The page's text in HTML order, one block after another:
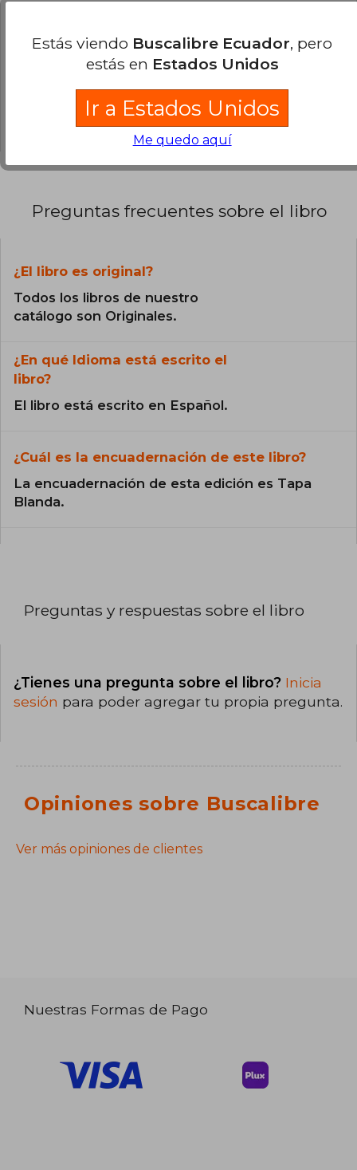
0% (0)
0% (0)
0% (0)
0% (0)
Preguntas frecuentes sobre el libro
¿El libro es original?
Todos los libros de nuestro
catálogo son Originales.
¿En qué Idioma está escrito el
libro?
El libro está escrito en Español.
¿Cuál es la encuadernación de este libro?
La encuadernación de esta edición es Tapa
Blanda.
Preguntas y respuestas sobre el libro
¿Tienes una pregunta sobre el libro? Inicia
sesión para poder agregar tu propia pregunta.
Opiniones sobre Buscalibre
Ver más opiniones de clientes
Nuestras Formas de Pago
Estás viendo Buscalibre Ecuador, pero
estás en Estados Unidos
Ir a Estados Unidos
Me quedo aquí